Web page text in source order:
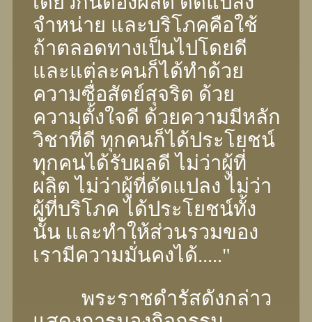
จำหน่าย และบริโภคคือใช้
ถ้าตลอดทางเป็นไปโดยดี
และแต่ละคนก็ได้ทำด้วย
ความซื่อสัตย์สุจริต ด้วย
ความตั้งใจดี ด้วยความมีหลัก
วิชาที่ดี ทุกคนก็ได้ประโยชน์
ทุกคนได้รับผลดี ไม่ว่าผู้ที่
ผลิต ไม่ว่าผู้ที่ดัดแปลง ไม่ว่า
ผู้ที่บริโภค ได้ประโยชน์ทั้ง
นั้น และทำให้ส่วนรวมของ
เรามีความมั่นคงได้....."
พระราชดำรัสดังกล่าว